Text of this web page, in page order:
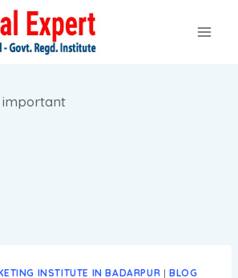
INSTITUTE IN BADARPUR | BLOG